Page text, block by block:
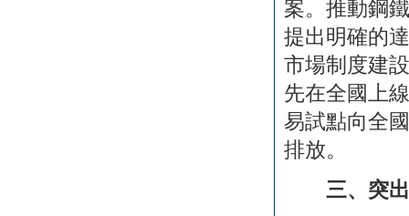
案。推動鋼
提出明確的
市場制度建
先在全國上
易試點向全
排放。
三、突